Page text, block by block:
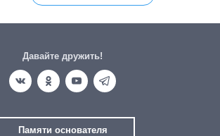
Давайте дружить!
Памяти основателя